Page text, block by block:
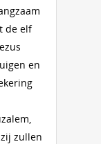
de elf
en
zullen